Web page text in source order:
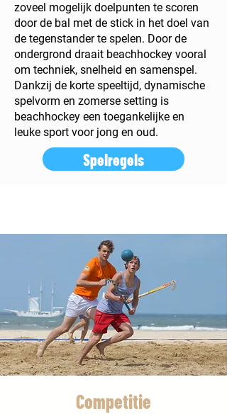
zoveel mogelijk doelpunten te scoren
door de bal met de stick in het doel van
de tegenstander te spelen. Door de
ondergrond draait beachhockey vooral
om techniek, snelheid en samenspel.
Dankzij de korte speeltijd, dynamische
spelvorm en zomerse setting is
beachhockey een toegankelijke en
leuke sport voor jong en oud.
Spelregels
Competitie